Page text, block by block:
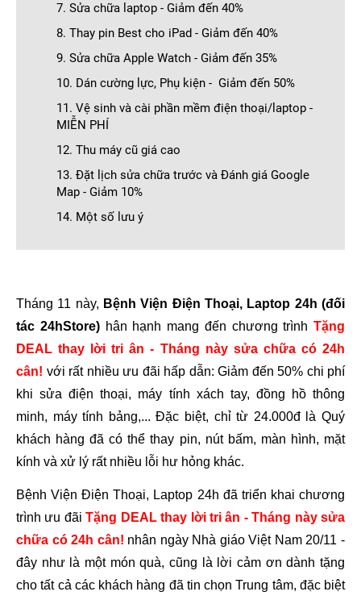
7. Sửa chữa laptop - Giảm đến 40%
8. Thay pin Best cho iPad - Giảm đến 40%
9. Sửa chữa Apple Watch - Giảm đến 35%
10. Dán cường lực, Phụ kiện - Giảm đến 50%
11. Vệ sinh và cài phần mềm điện thoại/laptop -
MIỄN PHÍ
12. Thu máy cũ giá cao
13. Đặt lịch sửa chữa trước và Đánh giá Google
Map - Giảm 10%
14. Một số lưu ý
Tháng 11 này, Bệnh Viện Điện Thoại, Laptop 24h (đối
tác 24hStore) hân hạnh mang đến chương trình Tặng
DEAL thay lời tri ân - Tháng này sửa chữa có 24h
cân! với rất nhiều ưu đãi hấp dẫn: Giảm đến 50% chi phí
khi sửa điện thoại, máy tính xách tay, đồng hồ thông
minh, máy tính bảng,... Đặc biệt, chỉ từ 24.000đ là Quý
khách hàng đã có thể thay pin, nút bấm, màn hình, mặt
kính và xử lý rất nhiều lỗi hư hỏng khác.
Bệnh Viện Điện Thoại, Laptop 24h đã triển khai chương
trình ưu đãi Tặng DEAL thay lời tri ân - Tháng này sửa
chữa có 24h cân! nhân ngày Nhà giáo Việt Nam 20/11 -
đây như là một món quà, cũng là lời cảm ơn dành tặng
cho tất cả các khách hàng đã tin chọn Trung tâm, đặc biệt